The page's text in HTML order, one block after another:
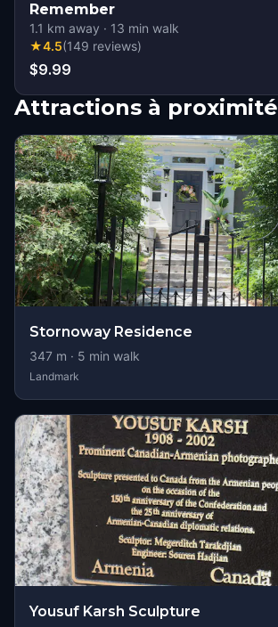
Remember
1.1 km away · 13 min walk
★4.5(149 reviews)
$9.99
Attractions à proximité
Stornoway Residence
347 m · 5 min walk
Landmark
Yousuf Karsh Sculpture